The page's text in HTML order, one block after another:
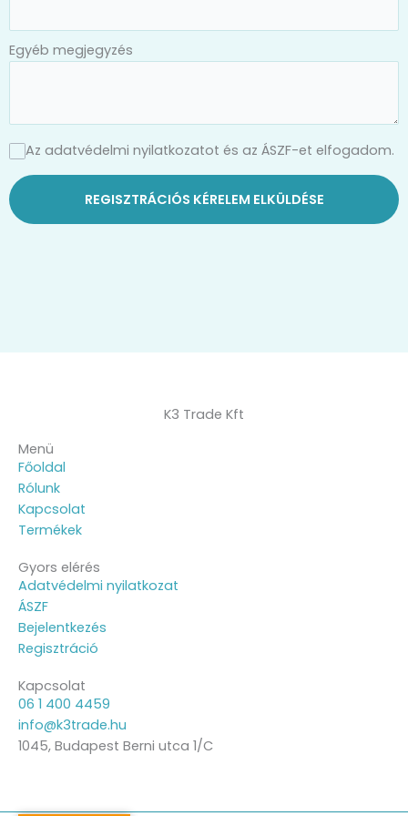
Egyéb megjegyzés
Az adatvédelmi nyilatkozatot és az ÁSZF-et elfogadom.
REGISZTRÁCIÓS KÉRELEM ELKÜLDÉSE
K3 Trade Kft
Menü
Főoldal
Rólunk
Kapcsolat
Termékek
Gyors elérés
Adatvédelmi nyilatkozat
ÁSZF
Bejelentkezés
Regisztráció
Kapcsolat
06 1 400 4459
info@k3trade.hu
1045, Budapest Berni utca 1/C